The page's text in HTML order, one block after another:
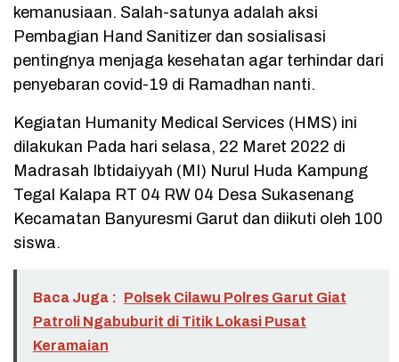
kemanusiaan. Salah-satunya adalah aksi
Pembagian Hand Sanitizer dan sosialisasi
pentingnya menjaga kesehatan agar terhindar dari
penyebaran covid-19 di Ramadhan nanti.
Kegiatan Humanity Medical Services (HMS) ini
dilakukan Pada hari selasa, 22 Maret 2022 di
Madrasah Ibtidaiyyah (MI) Nurul Huda Kampung
Tegal Kalapa RT 04 RW 04 Desa Sukasenang
Kecamatan Banyuresmi Garut dan diikuti oleh 100
siswa.
Baca Juga : Polsek Cilawu Polres Garut Giat
Patroli Ngabuburit di Titik Lokasi Pusat
Keramaian